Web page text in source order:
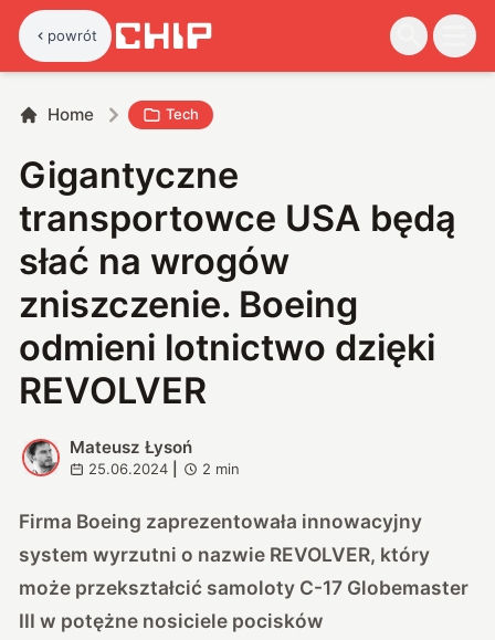
powrót
Home Tech
Gigantyczne
transportowce USA będą
słać na wrogów
zniszczenie. Boeing
odmieni lotnictwo dzięki
REVOLVER
M
Mateusz Łysoń
25.06.2024 2 min
Firma Boeing zaprezentowała innowacyjny
system wyrzutni o nazwie REVOLVER, który
może przekształcić samoloty C-17 Globemaster
III w potężne nosiciele pocisków